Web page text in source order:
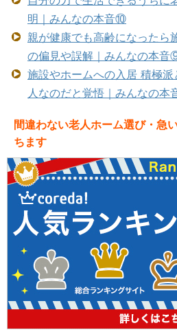
明｜みんなの本音⑩
親が健康でも高齢になった
の偏見や誤解｜みんなの本
施設やホームへの入居 積極
人なのだと覚悟｜みんなの
間違わない老人ホーム選び・急
ちます